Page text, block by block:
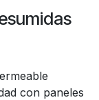
con paneles